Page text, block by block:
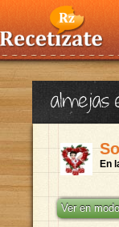
almejas
En
Ver en